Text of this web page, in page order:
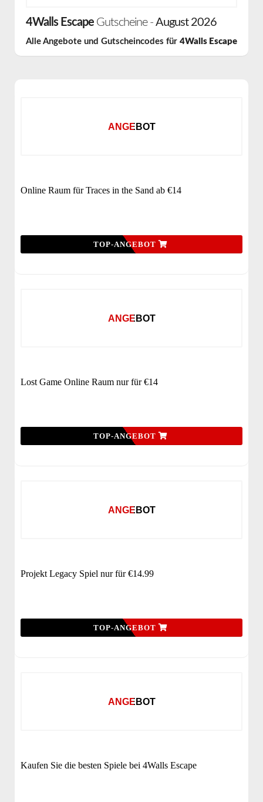
4Walls Escape Gutscheine - August 2026
Alle Angebote und Gutscheincodes für 4Walls Escape
ANGEBOT
Online Raum für Traces in the Sand ab €14
TOP-ANGEBOT
ANGEBOT
Lost Game Online Raum nur für €14
TOP-ANGEBOT
ANGEBOT
Projekt Legacy Spiel nur für €14.99
TOP-ANGEBOT
ANGEBOT
Kaufen Sie die besten Spiele bei 4Walls Escape